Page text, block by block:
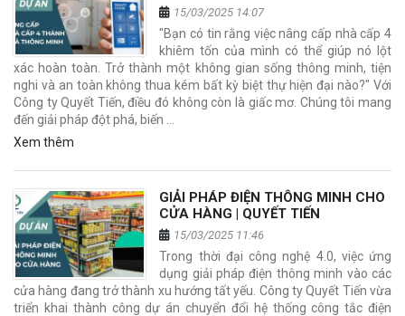
15/03/2025 14:07
"Bạn có tin rằng việc nâng cấp nhà cấp 4
khiêm tốn của mình có thể giúp nó lột
xác hoàn toàn. Trở thành một không gian sống thông minh, tiện
nghi và an toàn không thua kém bất kỳ biệt thự hiện đại nào?" Với
Công ty Quyết Tiến, điều đó không còn là giấc mơ. Chúng tôi mang
đến giải pháp đột phá, biến …
Xem thêm
GIẢI PHÁP ĐIỆN THÔNG MINH CHO
CỬA HÀNG | QUYẾT TIẾN
15/03/2025 11:46
Trong thời đại công nghệ 4.0, việc ứng
dụng giải pháp điện thông minh vào các
cửa hàng đang trở thành xu hướng tất yếu. Công ty Quyết Tiến vừa
triển khai thành công dự án chuyển đổi hệ thống công tắc điện